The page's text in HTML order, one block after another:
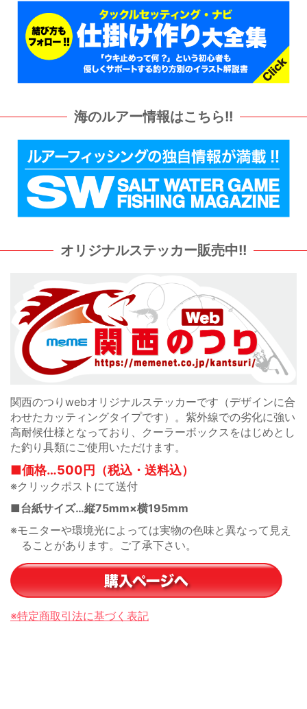
海のルアー情報はこちら!!
カッティングステッカー販売中!!